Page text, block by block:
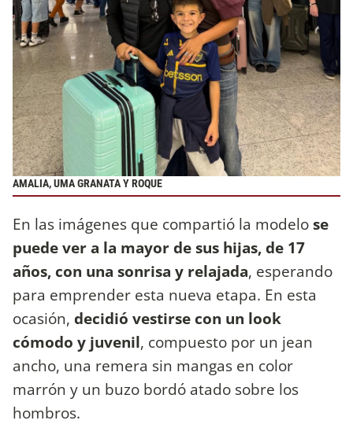
AMALIA, UMA GRANATA Y ROQUE
En las imágenes que compartió la modelose
puede ver a la mayor de sus hijas, de 17
años, con una sonrisa y relajada, esperando
para emprender esta nueva etapa. En esta
ocasión, decidió vestirse con un look
cómodo y juvenil, compuesto por un jean
ancho, una remera sin mangas en color
marrón y un buzo bordó atado sobre los
hombros.